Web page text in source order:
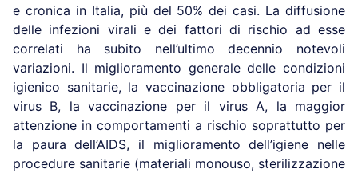
e cronica in Italia, più del 50% dei casi. La diffusione
delle infezioni virali e dei fattori di rischio ad esse
correlati ha subito nell’ultimo decennio notevoli
variazioni. Il miglioramento generale delle condizioni
igienico sanitarie, la vaccinazione obbligatoria per il
virus B, la vaccinazione per il virus A, la maggior
attenzione in comportamenti a rischio soprattutto per
la paura dell’AIDS, il miglioramento dell’igiene nelle
procedure sanitarie (materiali monouso, sterilizzazione